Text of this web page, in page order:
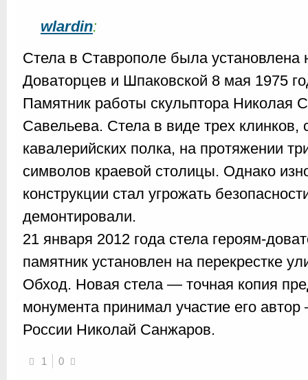
wlardin:
Стела в Ставрополе была установлена
Доваторцев и Шпаковской 8 мая 1975
Памятник работы скульптора Николая
Савельева. Стела в виде трех
кавалерийских полка, на протяжении
символов краевой столицы. Однако
конструкции стал угрожать
демонтировали.
21 января 2012 года стела героям-
памятник установлен на перекрестке
Обход. Новая стела — точная копия
монумента принимал участие его
России Николай Санжаров.
1 0